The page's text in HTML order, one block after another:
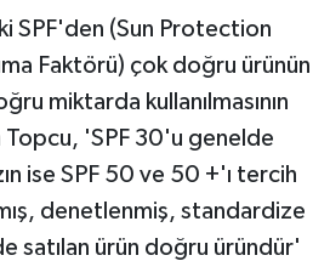
SPF'den (Sun Protection
Faktörü) çok doğru ürünün
miktarda kullanılmasının
Topcu, 'SPF 30'u genelde
ise SPF 50 ve 50 +'ı tercih
denetlenmiş, standardize
satılan ürün doğru üründür'